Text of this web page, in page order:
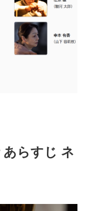
あらすじ ネ